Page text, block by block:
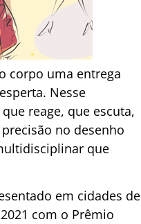
corpo uma entrega
Nesse
reage, que escuta,
no desenho
que
em cidades de
com o Prêmio